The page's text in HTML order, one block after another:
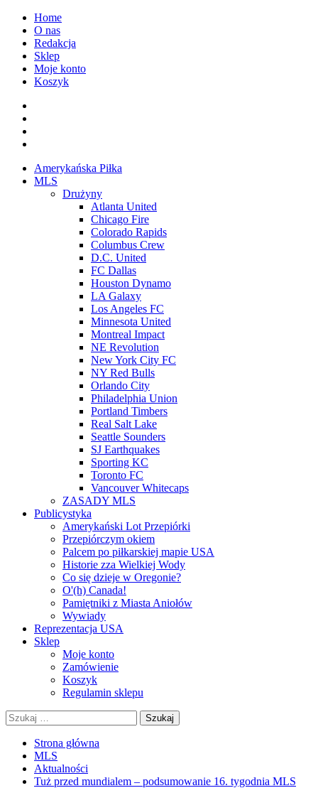
Przejdź
treści
Home
O nas
Redakcja
Sklep
Moje konto
Koszyk
Menu
główne
Amerykańska Piłka
MLS
Drużyny
Atlanta United
Chicago Fire
Colorado Rapids
Columbus Crew
D.C. United
FC Dallas
Houston Dynamo
LA Galaxy
Los Angeles FC
Minnesota United
Montreal Impact
NE Revolution
New York City FC
NY Red Bulls
Orlando City
Philadelphia Union
Portland Timbers
Real Salt Lake
Seattle Sounders
SJ Earthquakes
Sporting KC
Toronto FC
Vancouver Whitecaps
ZASADY MLS
Publicystyka
Amerykański Lot Przepiórki
Przepiórczym okiem
Palcem po piłkarskiej mapie USA
Historie zza Wielkiej Wody
Co się dzieje w Oregonie?
O'(h) Canada!
Pamiętniki z Miasta Aniołów
Wywiady
Reprezentacja USA
Sklep
Moje konto
Zamówienie
Koszyk
Regulamin sklepu
Szukaj:
Strona główna
MLS
Aktualności
Tuż przed mundialem – podsumowanie 16. tygodnia MLS